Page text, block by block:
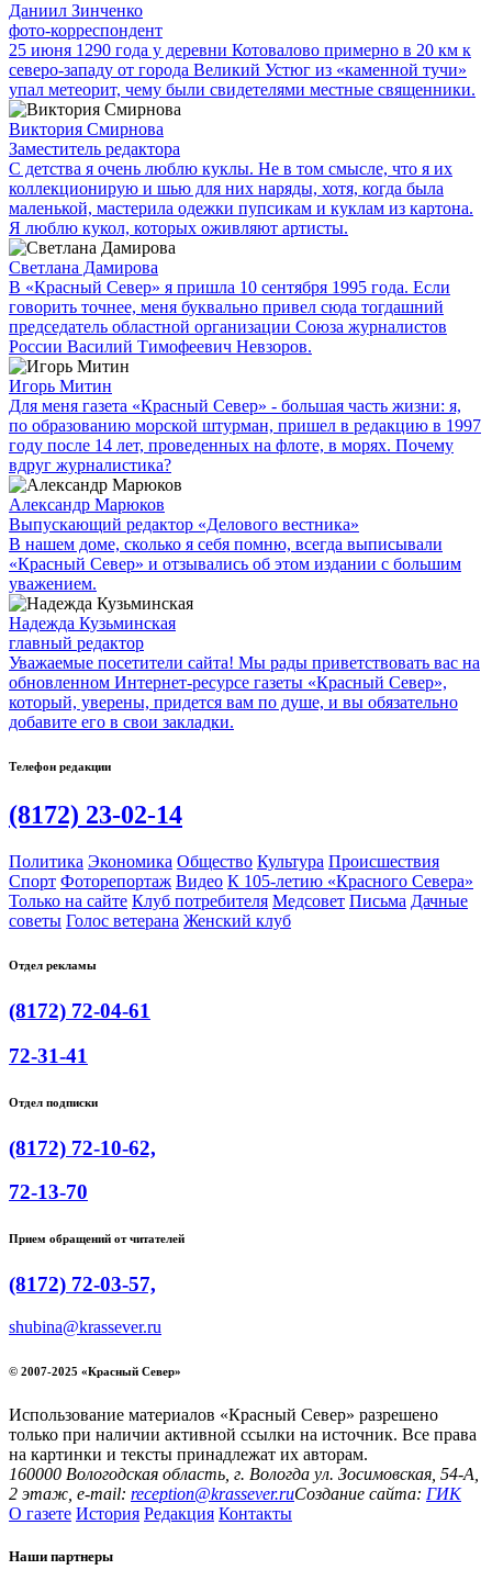
Даниил Зинченко
фото-корреспондент
25 июня 1290 года у деревни Котовалово примерно в 20 км к
северо-западу от города Великий Устюг из «каменной тучи»
упал метеорит, чему были свидетелями местные священники.
Виктория Смирнова
Заместитель редактора
С детства я очень люблю куклы. Не в том смысле, что я их
коллекционирую и шью для них наряды, хотя, когда была
маленькой, мастерила одежки пупсикам и куклам из картона.
Я люблю кукол, которых оживляют артисты.
Светлана Дамирова
В «Красный Север» я пришла 10 сентября 1995 года. Если
говорить точнее, меня буквально привел сюда тогдашний
председатель областной организации Союза журналистов
России Василий Тимофеевич Невзоров.
Игорь Митин
Для меня газета «Красный Север» - большая часть жизни: я,
по образованию морской штурман, пришел в редакцию в 1997
году после 14 лет, проведенных на флоте, в морях. Почему
вдруг журналистика?
Александр Марюков
Выпускающий редактор «Делового вестника»
В нашем доме, сколько я себя помню, всегда выписывали
«Красный Север» и отзывались об этом издании с большим
уважением.
Надежда Кузьминская
главный редактор
Уважаемые посетители сайта! Мы рады приветствовать вас на
обновленном Интернет-ресурсе газеты «Красный Север»,
который, уверены, придется вам по душе, и вы обязательно
добавите его в свои закладки.
Телефон редакции
(8172) 23-02-14
Политика Экономика Общество Культура Происшествия
Спорт Фоторепортаж Видео К 105-летию «Красного Севера»
Только на сайте Клуб потребителя Медсовет Письма Дачные
советы Голос ветерана Женский клуб
Отдел рекламы
(8172) 72-04-61
72-31-41
Отдел подписки
(8172) 72-10-62,
72-13-70
Прием обращений от читателей
(8172) 72-03-57,
shubina@krassever.ru
© 2007-2025 «Красный Север»
Использование материалов «Красный Север» разрешено
только при наличии активной ссылки на источник. Все права
на картинки и тексты принадлежат их авторам.
160000 Вологодская область, г. Вологда ул. Зосимовская, 54-А,
2 этаж, e-mail: reception@krassever.ruСоздание сайта: ГИК
О газете История Редакция Контакты
Наши партнеры